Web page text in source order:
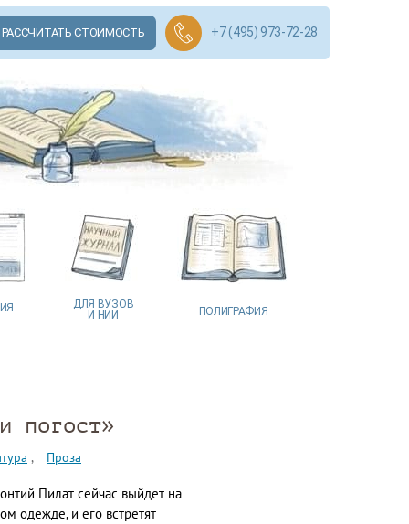
РАССЧИТАТЬ СТОИМОСТЬ +7 (495) 973-72-28
ДЛЯ ВУЗОВ
И НИИ
ПОЛИГРАФИЯ
погост»
Проза
Пилат сейчас выйдет на
одежде, и его встретят